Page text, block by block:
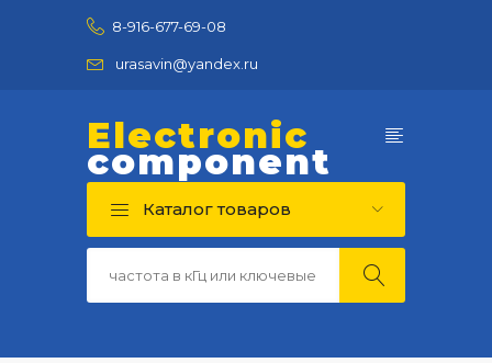
8-916-677-69-08
urasavin@yandex.ru
Electronic
component
Каталог товаров